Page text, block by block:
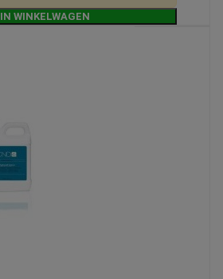
IN WINKELWAGEN